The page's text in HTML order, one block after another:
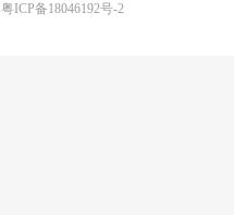
粤ICP备18046192号-2